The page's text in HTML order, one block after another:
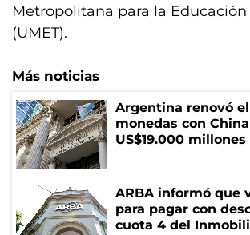
Metropolitana para la Educación
(UMET).
Más noticias
Argentina renovó
monedas con
US$19.000 millones
ARBA informó que
para pagar con
cuota 4 del